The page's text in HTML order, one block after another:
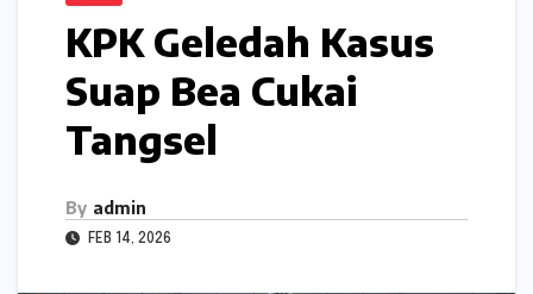
KPK Geledah Kasus
Suap Bea Cukai
Tangsel
By admin
FEB 14, 2026